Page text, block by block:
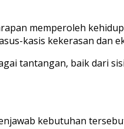
memperoleh
kasis kekerasan dan
tantangan, baik dari
kebutuhan